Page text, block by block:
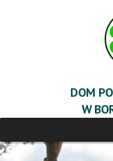
DOM
W